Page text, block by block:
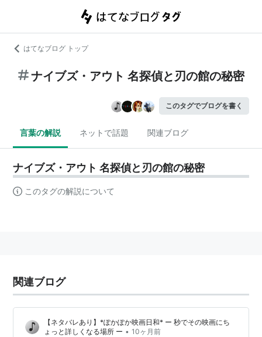
はてなブログ トップ
ナイブズ・アウト 名探偵と刃の館の秘密
このタグでブログを書く
言葉の解説 ネットで話題 関連ブログ
ナイブズ・アウト 名探偵と刃の館の秘密
このタグの解説について
関連ブログ
【ネタバレあり】*ぽかぽか映画日和* ー 秒でその映画にち
ょっと詳しくなる場所 ー • 10ヶ月前